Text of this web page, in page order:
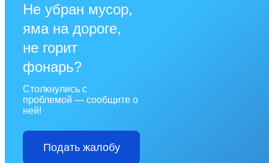
Не убран мусор,
яма на дороге,
не горит
фонарь?
Столкнулись с
проблемой — сообщите о
ней!
Подать жалобу